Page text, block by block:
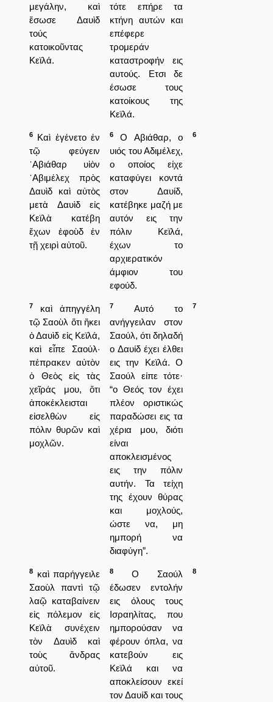
μεγάλην, καὶ
ἔσωσε Δαυὶδ
τούς
κατοικοῦντας
Κεϊλά.
τότε επήρε τα
κτήνη αυτών και
επέφερε
τρομεράν
καταστροφήν εις
αυτούς. Ετσι δε
έσωσε τους
κατοίκους της
Κεϊλά.
6
Καὶ ἐγένετο ἐν
τῷ φεύγειν
᾿Αβιάθαρ υἱὸν
᾿Αβιμέλεχ πρὸς
Δαυὶδ καὶ αὐτὸς
μετὰ Δαυὶδ εἰς
Κεϊλὰ κατέβη
ἔχων ἐφοὺδ ἐν
τῇ χειρὶ αὐτοῦ.
6
Ο Αβιάθαρ, ο
υιός του Αδιμέλεχ,
ο οποίος είχε
καταφύγει κοντά
στον Δαυίδ,
κατέβηκε μαζή με
αυτόν εις την
πόλιν Κεϊλά,
έχων το
αρχιερατικόν
άμφιον του
εφούδ.
6
7
καὶ ἀπηγγέλη
τῷ Σαοὺλ ὅτι ἥκει
ὁ Δαυὶδ εἰς Κεϊλά,
καὶ εἶπε Σαούλ·
πέπρακεν αὐτὸν
ὁ Θεὸς εἰς τὰς
χεῖράς μου, ὅτι
ἀποκέκλεισται
εἰσελθὼν εἰς
πόλιν θυρῶν καὶ
μοχλῶν.
7
Αυτό το
ανήγγειλαν στον
Σαούλ, ότι δηλαδή
ο Δαυίδ έχει έλθει
εις την Κεϊλά. Ο
Σαούλ είπε τότε·
“ο Θεός τον έχει
πλέον οριστικώς
παραδώσει εις τα
χέρια μου, διότι
είναι
αποκλεισμένος
εις την πόλιν
αυτήν. Τα τείχη
της έχουν θύρας
και μοχλούς,
ώστε να, μη
ημπορή να
διαφύγη”.
7
8
καὶ παρήγγειλε
Σαοὺλ παντὶ τῷ
λαῷ καταβαίνειν
εἰς πόλεμον εἰς
Κεϊλὰ συνέχειν
τὸν Δαυὶδ καὶ
τοὺς ἄνδρας
αὐτοῦ.
8
Ο Σαούλ
έδωσεν εντολήν
εις όλους τους
Ισραηλίτας, που
ημπορούσαν να
φέρουν όπλα, να
κατεβούν εις
Κεϊλά και να
αποκλείσουν εκεί
τον Δαυίδ και τους
8